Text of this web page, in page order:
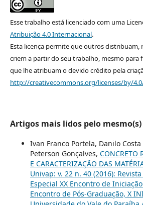
Esse trabalho está licenciado com uma
Atribuição 4.0 Internacional.
Esta licença permite que outros distribuam,
criem a partir do seu trabalho, mesmo para
que lhe atribuam o devido crédito pela
http://creativecommons.org/licenses/by/
Artigos mais lidos pelo
Ivan Franco Portela, Danilo
Peterson Gonçalves, CONCRETO
E CARACTERIZAÇÃO DAS
Univap: v. 22 n. 40 (2016):
Especial XX Encontro de
Encontro de Pós-Graduação, X